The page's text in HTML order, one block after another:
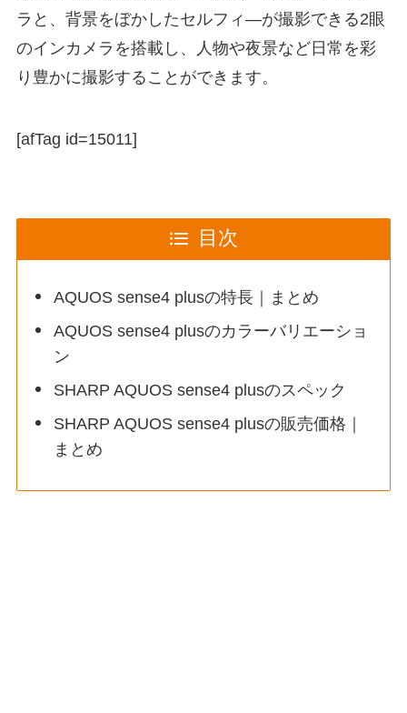
ラと、背景をぼかしたセルフィ―が撮影できる2眼
のインカメラを搭載し、人物や夜景など日常を彩
り豊かに撮影することができます。
[afTag id=15011]
目次
AQUOS sense4 plusの特長｜まとめ
AQUOS sense4 plusのカラーバリエーショ
ン
SHARP AQUOS sense4 plusのスペック
SHARP AQUOS sense4 plusの販売価格｜
まとめ